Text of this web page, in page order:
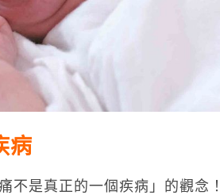
病
不是真正的一個疾病」的觀念